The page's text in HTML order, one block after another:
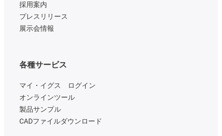
採用案内
プレスリリース
展示会情報
各種サービス
マイ・イグス ログイン
オンラインツール
製品サンプル
CADファイルダウンロード